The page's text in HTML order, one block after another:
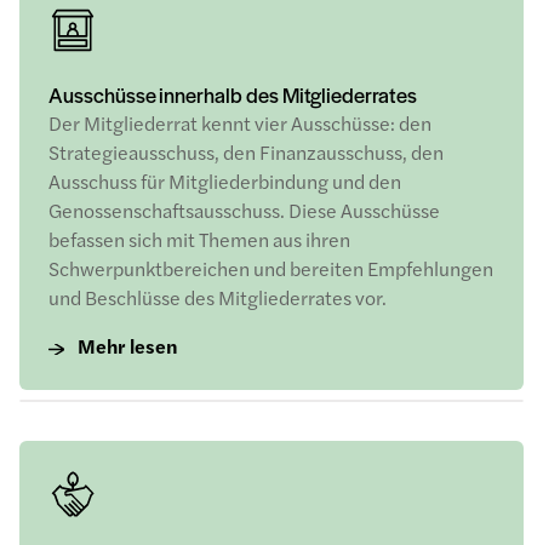
Ausschüsse innerhalb des Mitgliederrates
Der Mitgliederrat kennt vier Ausschüsse: den
Strategieausschuss, den Finanzausschuss, den
Ausschuss für Mitgliederbindung und den
Genossenschaftsausschuss. Diese Ausschüsse
befassen sich mit Themen aus ihren
Schwerpunktbereichen und bereiten Empfehlungen
und Beschlüsse des Mitgliederrates vor.
Mehr lesen